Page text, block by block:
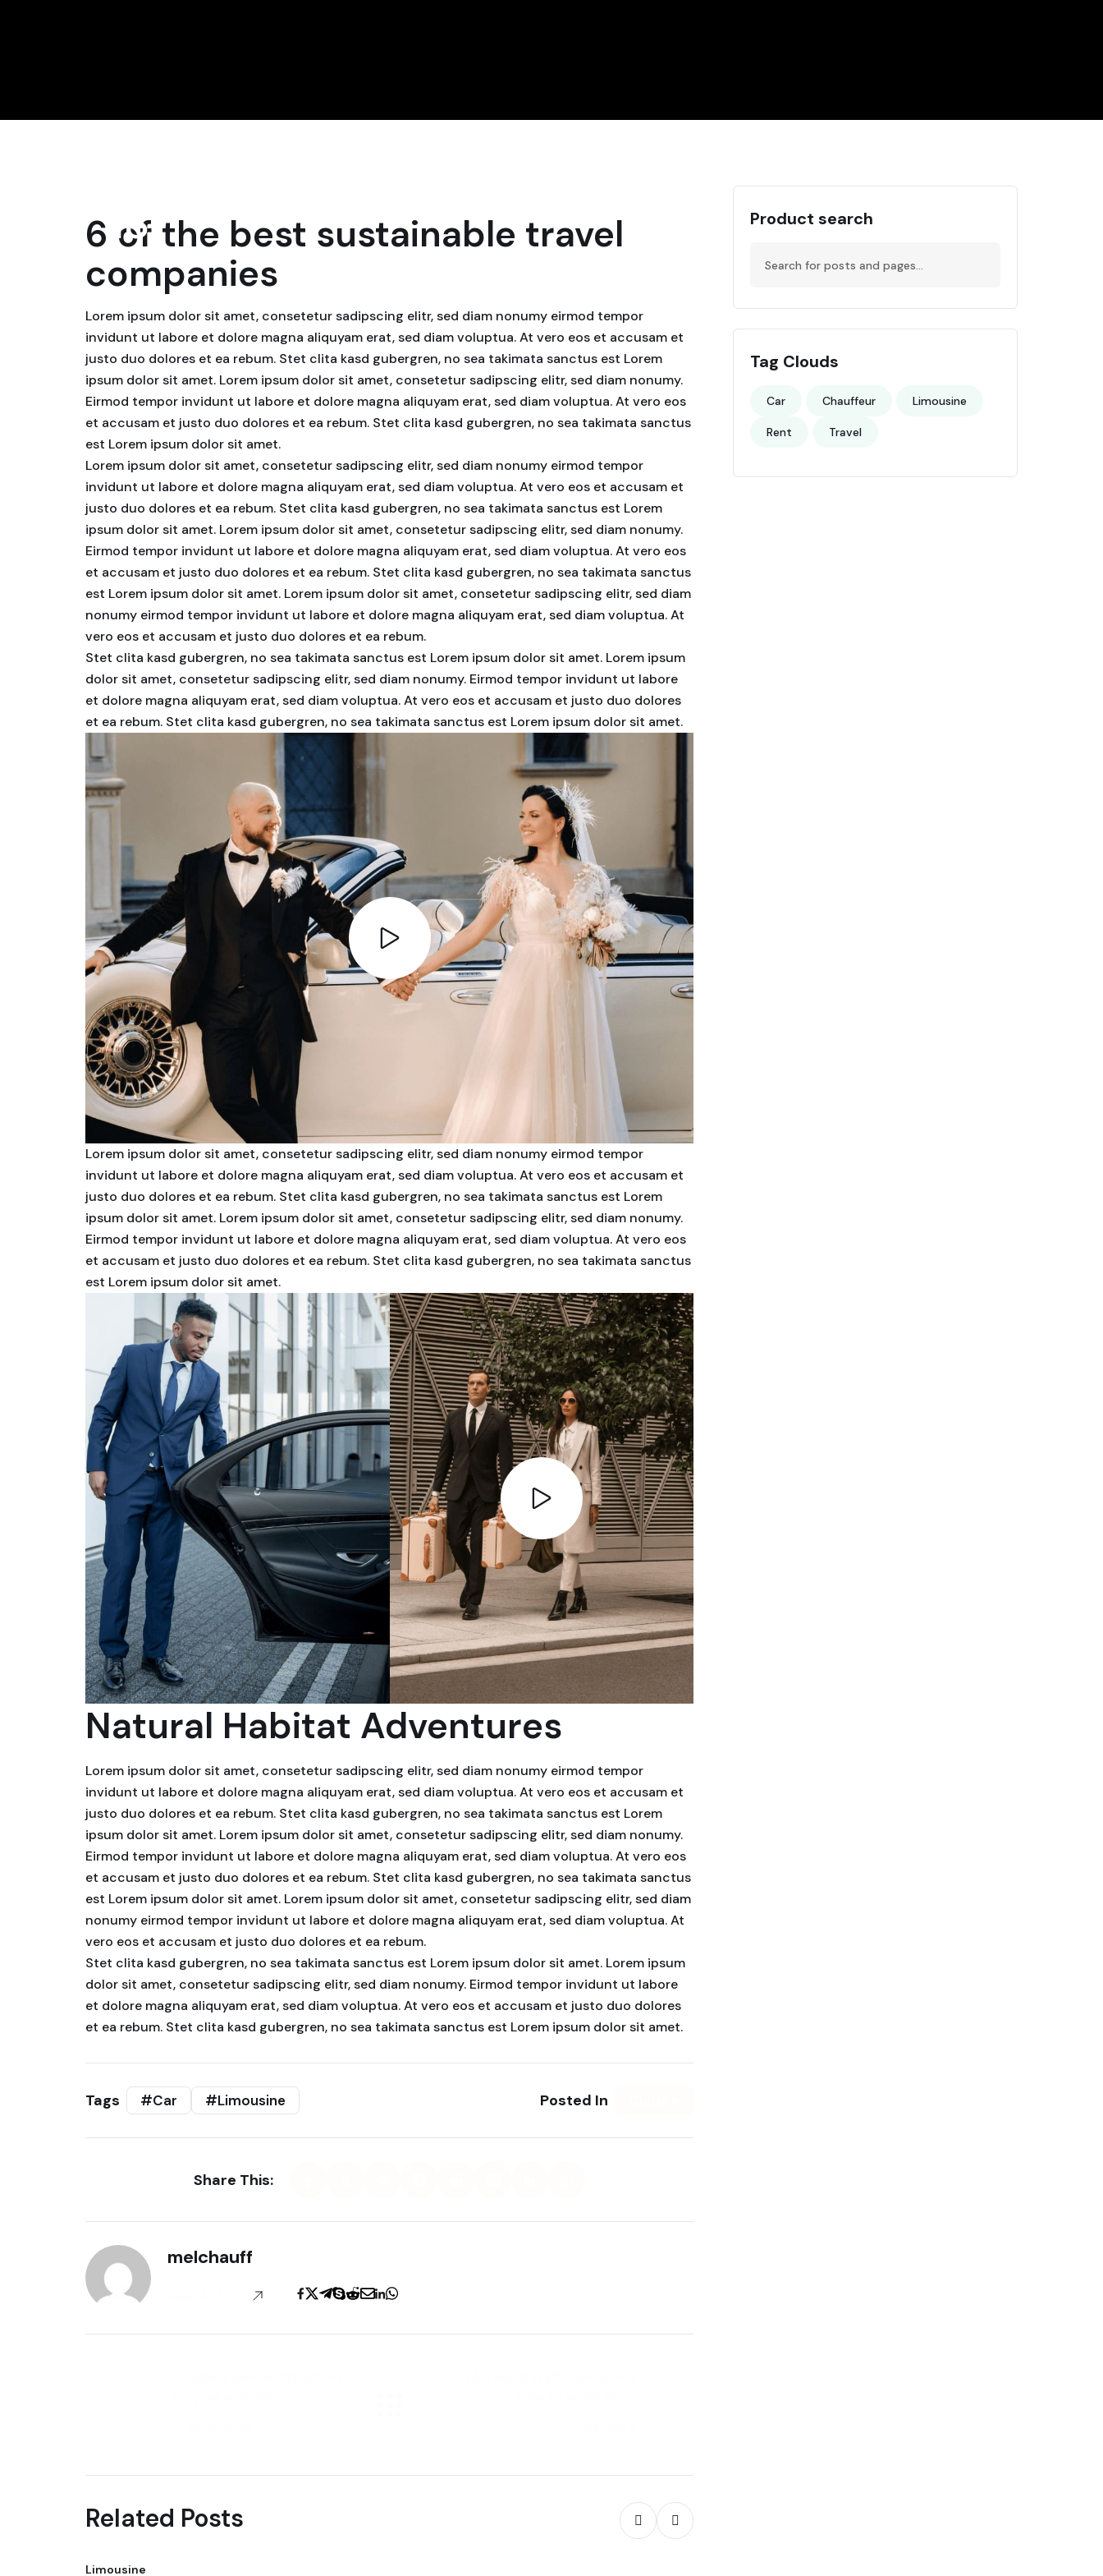
18
6 of the best sustainable travel
companies
Lorem ipsum dolor sit amet, consetetur sadipscing elitr, sed diam nonumy eirmod tempor
invidunt ut labore et dolore magna aliquyam erat, sed diam voluptua. At vero eos et accusam et
justo duo dolores et ea rebum. Stet clita kasd gubergren, no sea takimata sanctus est Lorem
ipsum dolor sit amet. Lorem ipsum dolor sit amet, consetetur sadipscing elitr, sed diam nonumy.
Eirmod tempor invidunt ut labore et dolore magna aliquyam erat, sed diam voluptua. At vero eos
et accusam et justo duo dolores et ea rebum. Stet clita kasd gubergren, no sea takimata sanctus
est Lorem ipsum dolor sit amet.
Lorem ipsum dolor sit amet, consetetur sadipscing elitr, sed diam nonumy eirmod tempor
invidunt ut labore et dolore magna aliquyam erat, sed diam voluptua. At vero eos et accusam et
justo duo dolores et ea rebum. Stet clita kasd gubergren, no sea takimata sanctus est Lorem
ipsum dolor sit amet. Lorem ipsum dolor sit amet, consetetur sadipscing elitr, sed diam nonumy.
Eirmod tempor invidunt ut labore et dolore magna aliquyam erat, sed diam voluptua. At vero eos
et accusam et justo duo dolores et ea rebum. Stet clita kasd gubergren, no sea takimata sanctus
est Lorem ipsum dolor sit amet. Lorem ipsum dolor sit amet, consetetur sadipscing elitr, sed diam
nonumy eirmod tempor invidunt ut labore et dolore magna aliquyam erat, sed diam voluptua. At
vero eos et accusam et justo duo dolores et ea rebum.
Stet clita kasd gubergren, no sea takimata sanctus est Lorem ipsum dolor sit amet. Lorem ipsum
dolor sit amet, consetetur sadipscing elitr, sed diam nonumy. Eirmod tempor invidunt ut labore
et dolore magna aliquyam erat, sed diam voluptua. At vero eos et accusam et justo duo dolores
et ea rebum. Stet clita kasd gubergren, no sea takimata sanctus est Lorem ipsum dolor sit amet.
Lorem ipsum dolor sit amet, consetetur sadipscing elitr, sed diam nonumy eirmod tempor
invidunt ut labore et dolore magna aliquyam erat, sed diam voluptua. At vero eos et accusam et
justo duo dolores et ea rebum. Stet clita kasd gubergren, no sea takimata sanctus est Lorem
ipsum dolor sit amet. Lorem ipsum dolor sit amet, consetetur sadipscing elitr, sed diam nonumy.
Eirmod tempor invidunt ut labore et dolore magna aliquyam erat, sed diam voluptua. At vero eos
et accusam et justo duo dolores et ea rebum. Stet clita kasd gubergren, no sea takimata sanctus
est Lorem ipsum dolor sit amet.
Natural Habitat Adventures
Lorem ipsum dolor sit amet, consetetur sadipscing elitr, sed diam nonumy eirmod tempor
invidunt ut labore et dolore magna aliquyam erat, sed diam voluptua. At vero eos et accusam et
justo duo dolores et ea rebum. Stet clita kasd gubergren, no sea takimata sanctus est Lorem
ipsum dolor sit amet. Lorem ipsum dolor sit amet, consetetur sadipscing elitr, sed diam nonumy.
Eirmod tempor invidunt ut labore et dolore magna aliquyam erat, sed diam voluptua. At vero eos
et accusam et justo duo dolores et ea rebum. Stet clita kasd gubergren, no sea takimata sanctus
est Lorem ipsum dolor sit amet. Lorem ipsum dolor sit amet, consetetur sadipscing elitr, sed diam
nonumy eirmod tempor invidunt ut labore et dolore magna aliquyam erat, sed diam voluptua. At
vero eos et accusam et justo duo dolores et ea rebum.
Stet clita kasd gubergren, no sea takimata sanctus est Lorem ipsum dolor sit amet. Lorem ipsum
dolor sit amet, consetetur sadipscing elitr, sed diam nonumy. Eirmod tempor invidunt ut labore
et dolore magna aliquyam erat, sed diam voluptua. At vero eos et accusam et justo duo dolores
et ea rebum. Stet clita kasd gubergren, no sea takimata sanctus est Lorem ipsum dolor sit amet.
Tags #Car #Limousine Posted In
Share This:
melchauff
Related Posts
Limousine
Product search
Tag Clouds
Car Chauffeur Limousine
Rent Travel